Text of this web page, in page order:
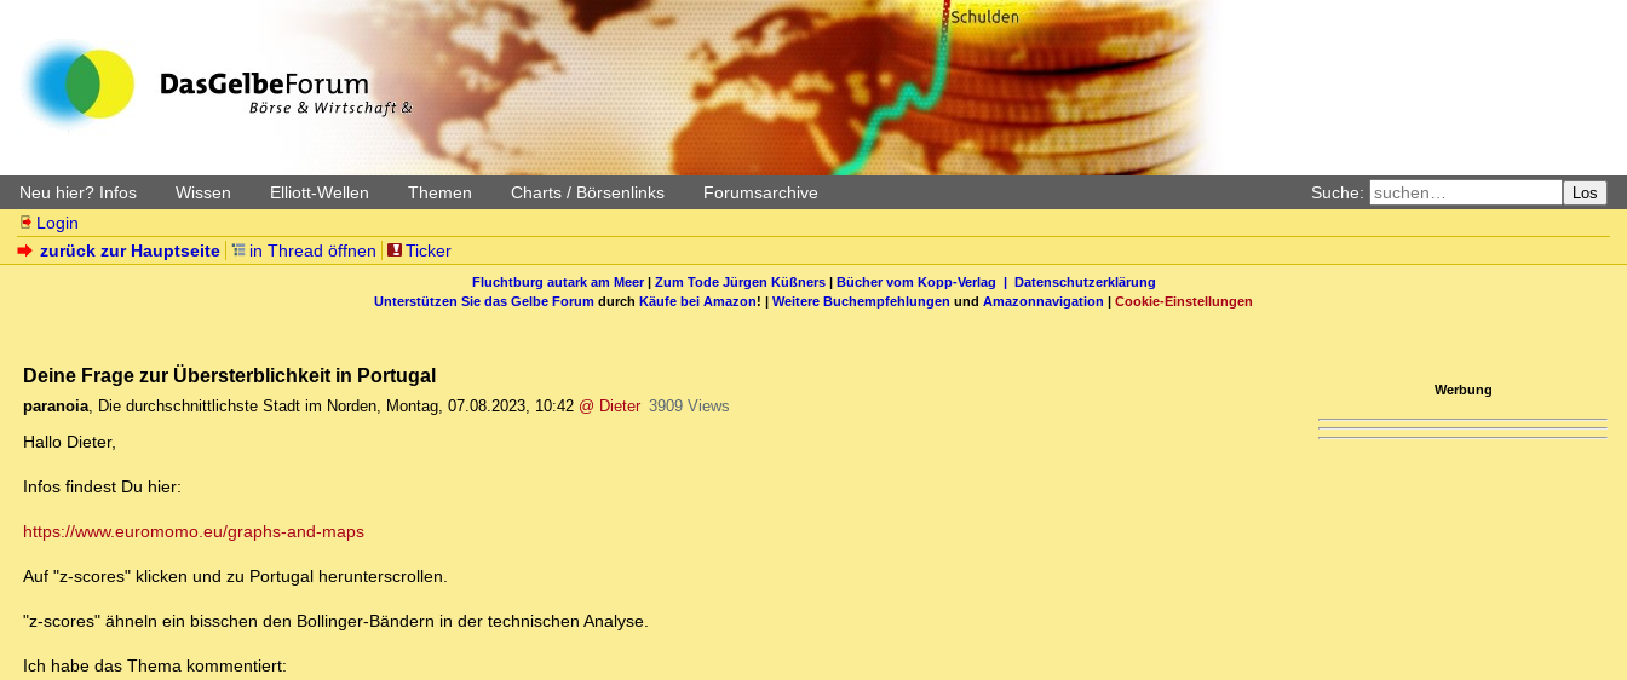
Neu hier? Infos Wissen Elliott-Wellen Themen Charts / Börsenlinks Forumsarchive Suche: Los
Login
zurück zur Hauptseite
in Thread öffnen Ticker
Fluchtburg autark am Meer| Zum Tode Jürgen Küßners| Bücher vom Kopp-Verlag | Datenschutzerklärung
Unterstützen Sie das Gelbe Forum durch Käufe bei Amazon! | Weitere Buchempfehlungen und Amazonnavigation | Cookie-Einstellungen
Deine Frage zur Übersterblichkeit in Portugal
paranoia, Die durchschnittlichste Stadt im Norden, Montag, 07.08.2023, 10:42 @ Dieter 3909 Views
Hallo Dieter,
Infos findest Du hier:
https://www.euromomo.eu/graphs-and-maps
Auf "z-scores" klicken und zu Portugal herunterscrollen.
"z-scores" ähneln ein bisschen den Bollinger-Bändern in der technischen Analyse.
Ich habe das Thema kommentiert:
Werbung